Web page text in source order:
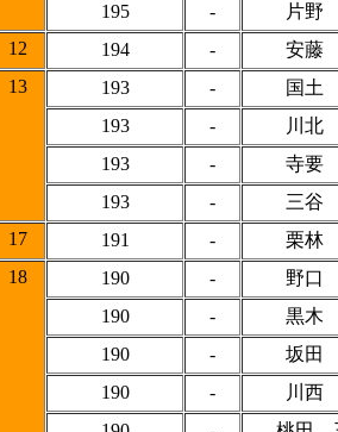
195
-
片野
12
194 -
安藤
13
193 -
国土
193
-
川北
193
-
寺要
193
-
三谷
17
191 -
栗林
18
190 -
野口
190
-
黒木
190
-
坂田
190
-
川西